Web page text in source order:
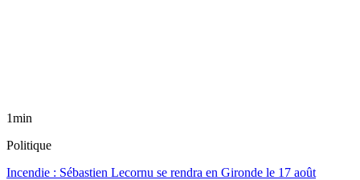
1min
Politique
Incendie : Sébastien Lecornu se rendra en Gironde le 17 août